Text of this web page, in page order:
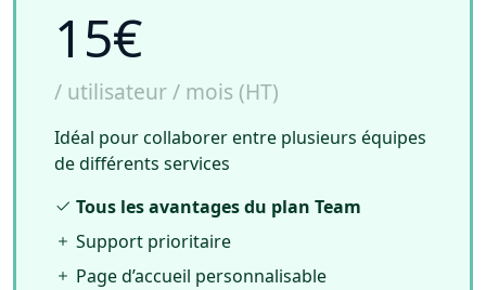
15€
/ utilisateur / mois (HT)
Idéal pour collaborer entre plusieurs équipes
de différents services
Tous les avantages du plan Team
Support prioritaire
Page d’accueil personnalisable